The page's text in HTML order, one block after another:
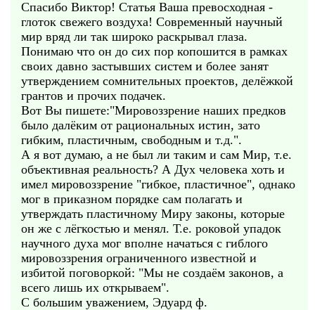
Спасибо Виктор! Статья Ваша превосходная -
глоток свежего воздуха! Современный научный
мир вряд ли так широко раскрывал глаза.
Понимаю что он до сих пор копошится в рамках
своих давно застывших систем и более занят
утверждением сомнительных проектов, делёжкой
грантов и прочих подачек.
Вот Вы пишете:"Мировоззрение наших предков
было далёким от рациональных истин, зато
гибким, пластичным, свободным и т.д.".
А я вот думаю, а не был ли таким и сам Мир, т.е.
объективная реальность? А Дух человека хоть и
имел мировоззрение "гибкое, пластичное", однако
мог в приказном порядке сам полагать и
утверждать пластичному Миру законы, которые
он же с лёгкостью и менял. Т.е. роковой упадок
научного духа мог вполне начаться с гиблого
мировоззрения ограниченного известной и
избитой поговоркой: "Мы не создаём законов, а
всего лишь их открываем".
С большим уважением, Эдуард ф.